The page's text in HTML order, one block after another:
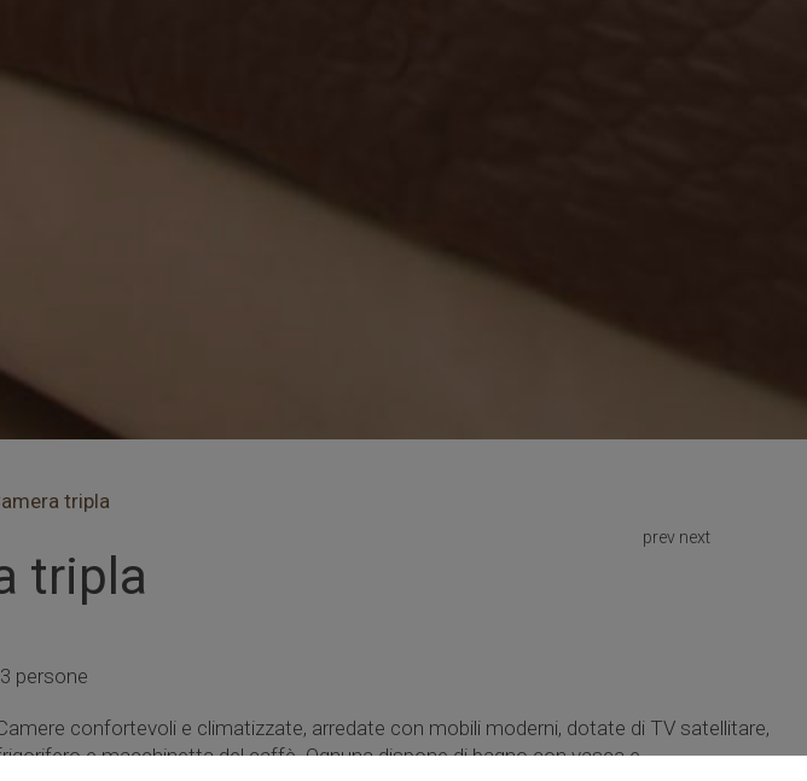
tripla
tripla
prev next
3 persone
confortevoli e climatizzate, arredate con mobili moderni, dotate di TV satellitare,
e macchinetta del caffè. Ognuna dispone di bagno con vasca e